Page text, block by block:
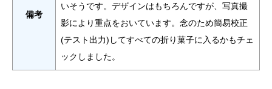
備考
いそうです。デザインはもちろんですが、写真撮
影により重点をおいています。念のため簡易校正
(テスト出力)してすべての折り菓子に入るかもチェ
ックしました。